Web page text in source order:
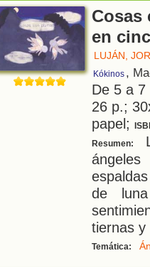
Cosas
en
LUJÁN,
Kókinos ,
De 5 a
26 p.;
papel;
Resumen:
de
tiernas y
Temática: